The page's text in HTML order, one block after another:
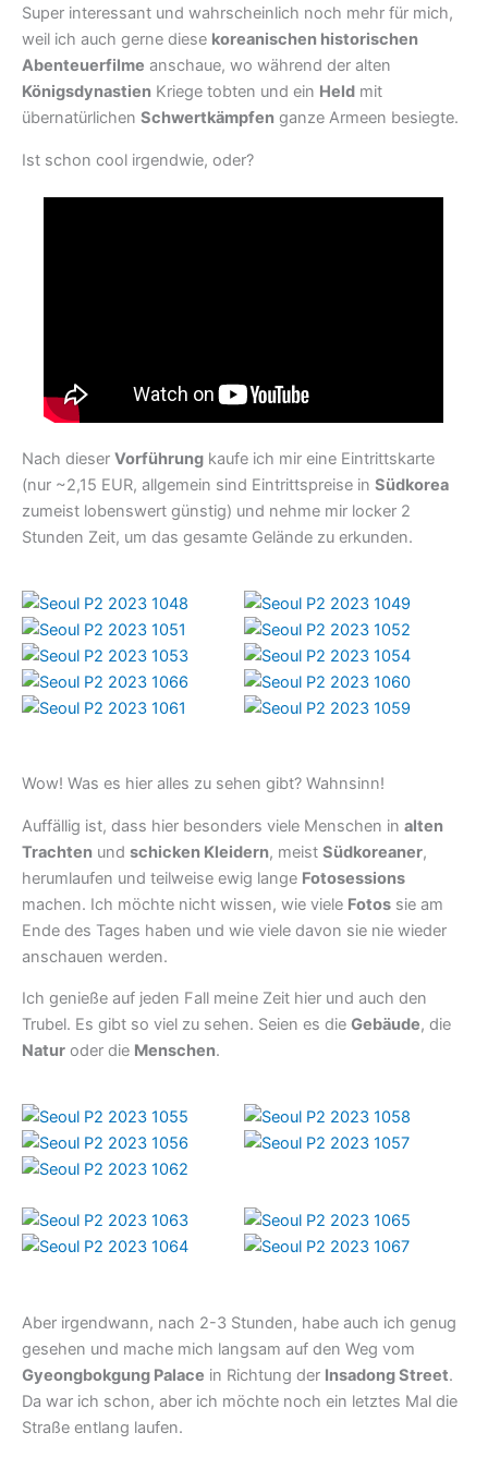
Super interessant und wahrscheinlich noch mehr für mich,
weil ich auch gerne diese koreanischen historischen
Abenteuerfilme anschaue, wo während der alten
Königsdynastien Kriege tobten und ein Held mit
übernatürlichen Schwertkämpfen ganze Armeen besiegte.
Ist schon cool irgendwie, oder?
Nach dieser Vorführung kaufe ich mir eine Eintrittskarte
(nur ~2,15 EUR, allgemein sind Eintrittspreise in Südkorea
zumeist lobenswert günstig) und nehme mir locker 2
Stunden Zeit, um das gesamte Gelände zu erkunden.
Wow! Was es hier alles zu sehen gibt? Wahnsinn!
Auffällig ist, dass hier besonders viele Menschen in alten
Trachten und schicken Kleidern, meist Südkoreaner,
herumlaufen und teilweise ewig lange Fotosessions
machen. Ich möchte nicht wissen, wie viele Fotos sie am
Ende des Tages haben und wie viele davon sie nie wieder
anschauen werden.
Ich genieße auf jeden Fall meine Zeit hier und auch den
Trubel. Es gibt so viel zu sehen. Seien es die Gebäude, die
Natur oder die Menschen.
Aber irgendwann, nach 2-3 Stunden, habe auch ich genug
gesehen und mache mich langsam auf den Weg vom
Gyeongbokgung Palace in Richtung der Insadong Street.
Da war ich schon, aber ich möchte noch ein letztes Mal die
Straße entlang laufen.